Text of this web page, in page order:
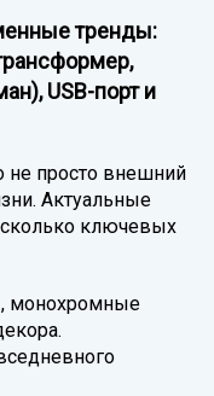
тренды:
USB-порт и
не просто внешний
Актуальные
ключевых
монохромные